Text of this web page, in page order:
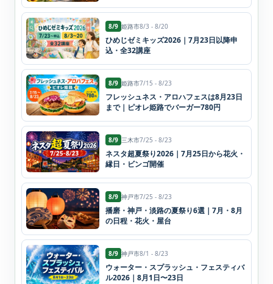
8/9 姫路市8/3 - 8/20
ひめじゼミキッズ2026｜7月23日以降申
込・全32講座
8/9 姫路市7/15 - 8/23
フレッシュネス・アロハフェスは8月23日
まで｜ピオレ姫路でバーガー780円
8/9 三木市7/25 - 8/23
ネスタ超夏祭り2026｜7月25日から花火・
縁日・ビンゴ開催
8/9 神戸市7/25 - 8/23
播磨・神戸・淡路の夏祭り6選｜7月・8月
の日程・花火・屋台
8/9 神戸市8/1 - 8/23
ウォーター・スプラッシュ・フェスティバ
ル2026｜8月1日〜23日